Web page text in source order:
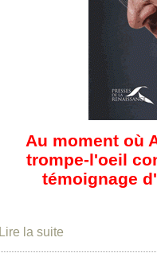
Au moment où
trompe-l'oeil
témoignage
Lire la suite